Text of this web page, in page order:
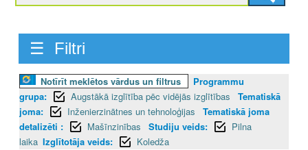
☰ Filtri
Notīrīt meklētos vārdus un filtrus
Programmu
grupa:
Augstākā izglītība pēc vidējās izglītības
Tematiskā
joma:
Inženierzinātnes un tehnoloģijas
Tematiskā joma
detalizēti :
Mašīnzinības Studiju veids:
Pilna
laika Izglītotāja veids: Koledža